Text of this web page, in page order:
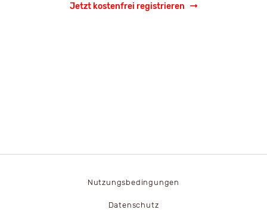
Jetzt kostenfrei registrieren
Nutzungsbedingungen
Datenschutz